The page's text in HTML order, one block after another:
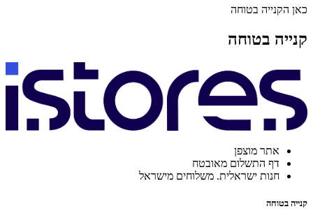
כאן הקנייה בטוחה
קנייה בטוחה
אתר מוצפן
דף התשלום מאובטח
חנות ישראלית. משלוחים מישראל
קנייה בטוחה